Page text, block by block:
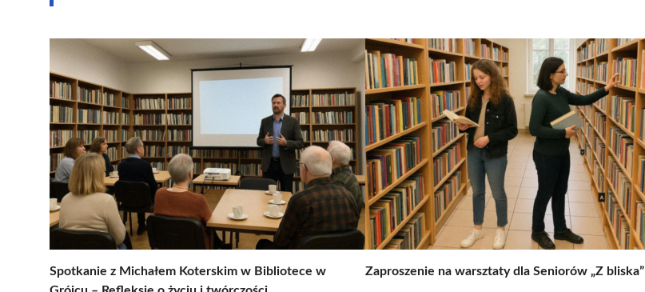
Spotkanie z Michałem Koterskim w Bibliotece w
Zaproszenie na warsztaty dla Seniorów „Z bliska”